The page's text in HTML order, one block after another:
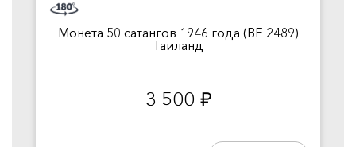
Монета 50 сатангов 1946 года (BE 2489)
Таиланд
3 500 руб.